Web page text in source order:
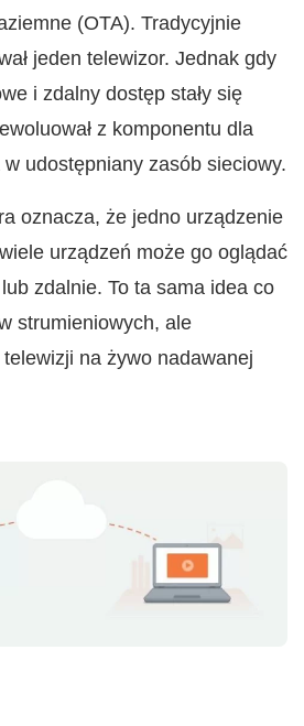
(OTA). Tradycyjnie
jeden telewizor. Jednak gdy
i zdalny dostęp stały się
z komponentu dla
udostępniany zasób sieciowy.
oznacza, że jedno urządzenie
urządzeń może go oglądać
zdalnie. To ta sama idea co
strumieniowych, ale
na żywo nadawanej